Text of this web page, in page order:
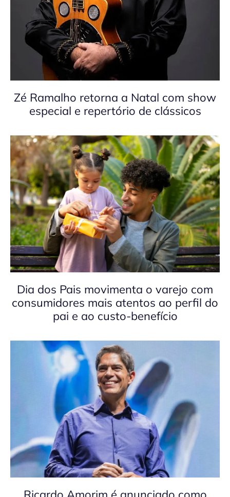
Zé Ramalho retorna a Natal com show
especial e repertório de clássicos
Dia dos Pais movimenta o varejo com
consumidores mais atentos ao perfil do
pai e ao custo-benefício